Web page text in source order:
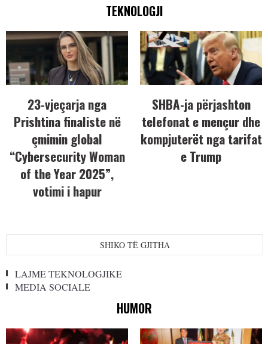
TEKNOLOGJI
23-vjeçarja nga
Prishtina finaliste në
çmimin global
“Cybersecurity Woman
of the Year 2025”,
votimi i hapur
SHBA-ja përjashton
telefonat e mençur dhe
kompjuterët nga tarifat
e Trump
SHIKO TË GJITHA
LAJME TEKNOLOGJIKE
MEDIA SOCIALE
HUMOR